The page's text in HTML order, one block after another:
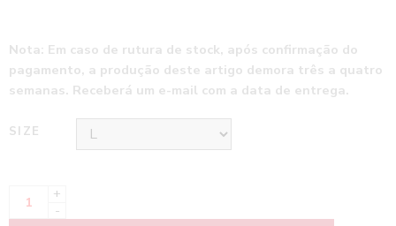
Nota: Em caso de rutura de stock, após confirmação do
pagamento, a produção deste artigo demora três a quatro
semanas. Receberá um e-mail com a data de entrega.
SIZE
+
-